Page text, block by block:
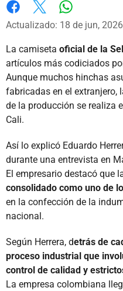
Facebook
X Whatsapp
Actualizado: 18 de jun, 2026
La camiseta oficial de la
artículos más codiciados
Aunque muchos hinchas
fabricadas en el extranjero,
de la producción se realiza
Cali.
Así lo explicó Eduardo
durante una entrevista en
El empresario destacó que
consolidado como uno de
en la confección de la
nacional.
Según Herrera, detrás de
proceso industrial que
control de calidad y
La empresa colombiana